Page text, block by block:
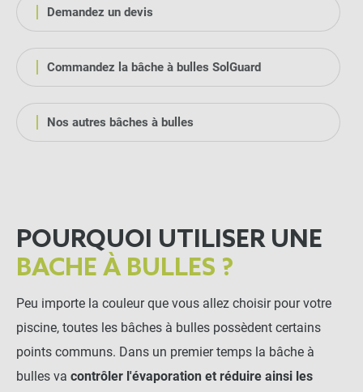
Demandez un devis
Commandez la bâche à bulles SolGuard
Nos autres bâches à bulles
POURQUOI UTILISER UNE
BACHE À BULLES ?
Peu importe la couleur que vous allez choisir pour votre
piscine, toutes les bâches à bulles possèdent certains
points communs. Dans un premier temps la bâche à
bulles va contrôler l'évaporation et réduire ainsi les